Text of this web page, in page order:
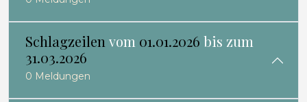
Schlagzeilen vom 01.01.2026 bis zum
31.03.2026
0 Meldungen